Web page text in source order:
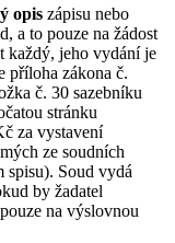
opis zápisu nebo
a to pouze na žádost
každý, jeho vydání je
příloha zákona č.
č. 30 sazebníku
stránku
za vystavení
ze soudních
spisu). Soud vydá
by žadatel
na výslovnou